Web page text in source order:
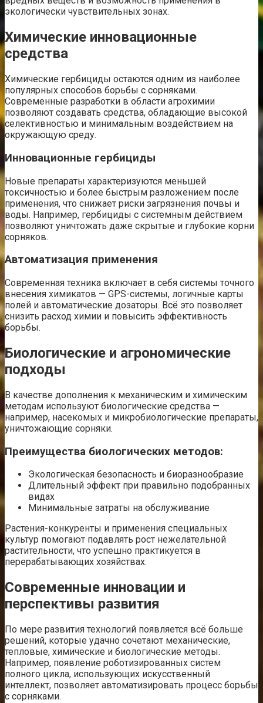
экологически чувствительных зонах.
Химические инновационные
средства
Химические гербициды остаются одним из наиболее
популярных способов борьбы с сорняками.
Современные разработки в области агрохимии
позволяют создавать средства, обладающие высокой
селективностью и минимальным воздействием на
окружающую среду.
Инновационные гербициды
Новые препараты характеризуются меньшей
токсичностью и более быстрым разложением после
применения, что снижает риски загрязнения почвы и
воды. Например, гербициды с системным действием
позволяют уничтожать даже скрытые и глубокие корни
сорняков.
Автоматизация применения
Современная техника включает в себя системы точного
внесения химикатов — GPS-системы, логичные карты
полей и автоматические дозаторы. Всё это позволяет
снизить расход химии и повысить эффективность
борьбы.
Биологические и агрономические
подходы
В качестве дополнения к механическим и химическим
методам используют биологические средства —
например, насекомых и микробиологические препараты,
уничтожающие сорняки.
Преимущества биологических методов:
Экологическая безопасность и биоразнообразие
Длительный эффект при правильно подобранных
видах
Минимальные затраты на обслуживание
Растения-конкуренты и применения специальных
культур помогают подавлять рост нежелательной
растительности, что успешно практикуется в
перерабатывающих хозяйствах.
Современные инновации и
перспективы развития
По мере развития технологий появляется всё больше
решений, которые удачно сочетают механические,
тепловые, химические и биологические методы.
Например, появление роботизированных систем
полного цикла, использующих искусственный
интеллект, позволяет автоматизировать процесс борьбы
с сорняками.